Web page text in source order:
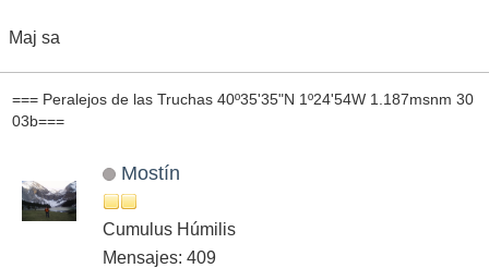
Maj sa
=== Peralejos de las Truchas 40º35'35"N 1º24'54W 1.187msnm 30
03b===
Mostín
Cumulus Húmilis
Mensajes: 409